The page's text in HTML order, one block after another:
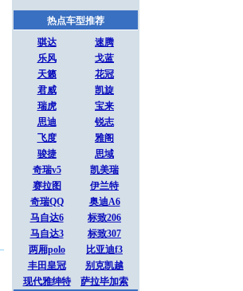
热点车型推荐
骐达
速腾
乐风
戈蓝
天籁
花冠
君威
凯旋
瑞虎
宝来
思迪
锐志
飞度
雅阁
骏捷
思域
奇瑞v5
凯美瑞
赛拉图
伊兰特
奇瑞QQ
奥迪A6
马自达6
标致206
马自达3
标致307
两厢polo
比亚迪f3
丰田皇冠
别克凯越
现代雅绅特
萨拉毕加索